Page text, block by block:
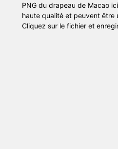
PNG du drapeau de Macao
haute qualité et peuvent être
Cliquez sur le fichier et